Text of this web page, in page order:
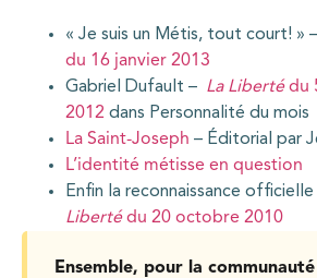
« Je suis un Métis, tout court! » –
du 16 janvier 2013
Gabriel Dufault – La Libertédu
2012 dans Personnalité du mois
La Saint-Joseph – Éditorial par
L’identité métisse en question
Enfin la reconnaissance officielle
Libertédu 20 octobre 2010
Ensemble, pour la